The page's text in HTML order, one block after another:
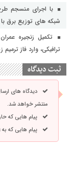
شبکه های توزیع برق
تکمیل زنجیره
ترافیکی، وارد فاز
ثبت دیدگاه
دیدگاه های
منتشر خواهد شد.
پیام هایی که
پیام هایی که